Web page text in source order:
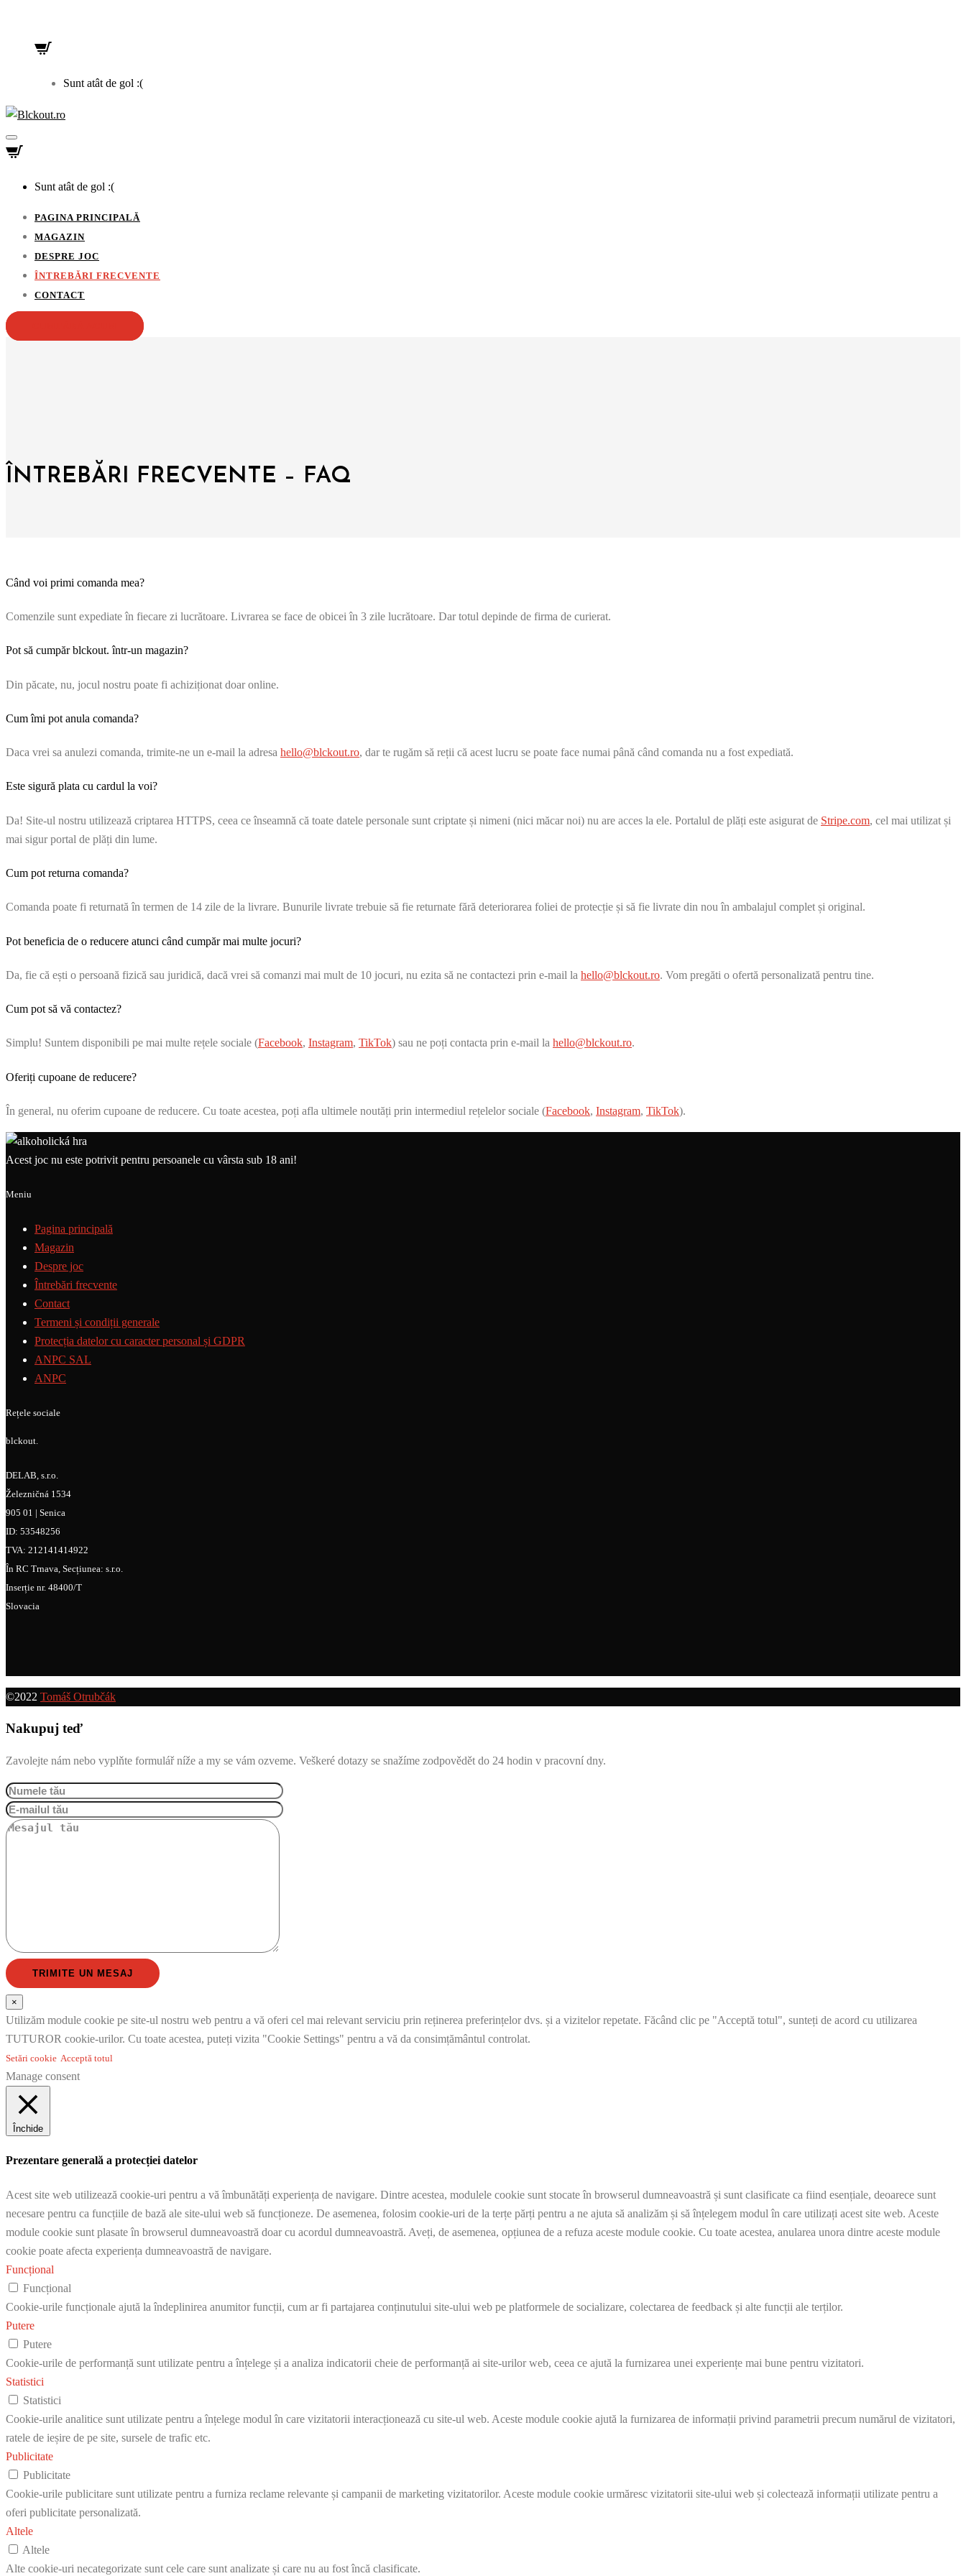
Sunt atât de gol :(
Sunt atât de gol :(
PAGINA PRINCIPALĂ
MAGAZIN
DESPRE JOC
ÎNTREBĂRI FRECVENTE
CONTACT
ÎNTREBĂRI FRECVENTE – FAQ
Când voi primi comanda mea?
Comenzile sunt expediate în fiecare zi lucrătoare. Livrarea se face de obicei în 3 zile lucrătoare. Dar totul depinde de firma de curierat.
Pot să cumpăr blckout. într-un magazin?
Din păcate, nu, jocul nostru poate fi achiziționat doar online.
Cum îmi pot anula comanda?
Daca vrei sa anulezi comanda, trimite-ne un e-mail la adresa hello@blckout.ro, dar te rugăm să reții că acest lucru se poate face numai până când comanda nu a fost expediată.
Este sigură plata cu cardul la voi?
Da! Site-ul nostru utilizează criptarea HTTPS, ceea ce înseamnă că toate datele personale sunt criptate și nimeni (nici măcar noi) nu are acces la ele. Portalul de plăți este asigurat de Stripe.com, cel mai utilizat și
mai sigur portal de plăți din lume.
Cum pot returna comanda?
Comanda poate fi returnată în termen de 14 zile de la livrare. Bunurile livrate trebuie să fie returnate fără deteriorarea foliei de protecție și să fie livrate din nou în ambalajul complet și original.
Pot beneficia de o reducere atunci când cumpăr mai multe jocuri?
Da, fie că ești o persoană fizică sau juridică, dacă vrei să comanzi mai mult de 10 jocuri, nu ezita să ne contactezi prin e-mail la hello@blckout.ro. Vom pregăti o ofertă personalizată pentru tine.
Cum pot să vă contactez?
Simplu! Suntem disponibili pe mai multe rețele sociale (Facebook, Instagram, TikTok) sau ne poți contacta prin e-mail la hello@blckout.ro.
Oferiți cupoane de reducere?
În general, nu oferim cupoane de reducere. Cu toate acestea, poți afla ultimele noutăți prin intermediul rețelelor sociale (Facebook, Instagram, TikTok).
Acest joc nu este potrivit pentru persoanele cu vârsta sub 18 ani!
Meniu
Pagina principală
Magazin
Despre joc
Întrebări frecvente
Contact
Termeni și condiții generale
Protecția datelor cu caracter personal și GDPR
ANPC SAL
ANPC
Rețele sociale
blckout.
DELAB, s.r.o.
Železničná 1534
905 01 | Senica
ID: 53548256
TVA: 212141414922
În RC Trnava, Secțiunea: s.r.o.
Inserție nr. 48400/T
Slovacia
©2022 Tomáš Otrubčák
Nakupuj teď
Zavolejte nám nebo vyplňte formulář níže a my se vám ozveme. Veškeré dotazy se snažíme zodpovědět do 24 hodin v pracovní dny.
×
Utilizăm module cookie pe site-ul nostru web pentru a vă oferi cel mai relevant serviciu prin reținerea preferințelor dvs. și a vizitelor repetate. Făcând clic pe "Acceptă totul", sunteți de acord cu utilizarea
TUTUROR cookie-urilor. Cu toate acestea, puteți vizita "Cookie Settings" pentru a vă da consimțământul controlat.
Setări cookie Acceptă totul
Manage consent
Închide
Prezentare generală a protecției datelor
Acest site web utilizează cookie-uri pentru a vă îmbunătăți experiența de navigare. Dintre acestea, modulele cookie sunt stocate în browserul dumneavoastră și sunt clasificate ca fiind esențiale, deoarece sunt
necesare pentru ca funcțiile de bază ale site-ului web să funcționeze. De asemenea, folosim cookie-uri de la terțe părți pentru a ne ajuta să analizăm și să înțelegem modul în care utilizați acest site web. Aceste
module cookie sunt plasate în browserul dumneavoastră doar cu acordul dumneavoastră. Aveți, de asemenea, opțiunea de a refuza aceste module cookie. Cu toate acestea, anularea unora dintre aceste module
cookie poate afecta experiența dumneavoastră de navigare.
Funcțional
Funcțional
Cookie-urile funcționale ajută la îndeplinirea anumitor funcții, cum ar fi partajarea conținutului site-ului web pe platformele de socializare, colectarea de feedback și alte funcții ale terților.
Putere
Putere
Cookie-urile de performanță sunt utilizate pentru a înțelege și a analiza indicatorii cheie de performanță ai site-urilor web, ceea ce ajută la furnizarea unei experiențe mai bune pentru vizitatori.
Statistici
Statistici
Cookie-urile analitice sunt utilizate pentru a înțelege modul în care vizitatorii interacționează cu site-ul web. Aceste module cookie ajută la furnizarea de informații privind parametrii precum numărul de vizitatori,
ratele de ieșire de pe site, sursele de trafic etc.
Publicitate
Publicitate
Cookie-urile publicitare sunt utilizate pentru a furniza reclame relevante și campanii de marketing vizitatorilor. Aceste module cookie urmăresc vizitatorii site-ului web și colectează informații utilizate pentru a
oferi publicitate personalizată.
Altele
Altele
Alte cookie-uri necategorizate sunt cele care sunt analizate și care nu au fost încă clasificate.